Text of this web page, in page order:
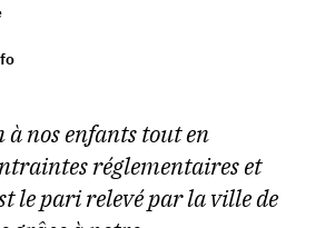
nos enfants tout en
réglementaires et
le pari relevé par la ville de